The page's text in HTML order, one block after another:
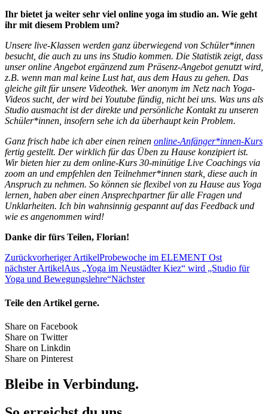
Ihr bietet ja weiter sehr viel online yoga im studio an. Wie geht
ihr mit diesem Problem um?
Unsere live-Klassen werden ganz überwiegend von Schüler*innen
besucht, die auch zu uns ins Studio kommen. Die Statistik zeigt, dass
unser online Angebot ergänzend zum Präsenz-Angebot genutzt wird,
z.B. wenn man mal keine Lust hat, aus dem Haus zu gehen. Das
gleiche gilt für unsere Videothek. Wer anonym im Netz nach Yoga-
Videos sucht, der wird bei Youtube fündig, nicht bei uns. Was uns als
Studio ausmacht ist der direkte und persönliche Kontakt zu unseren
Schüler*innen, insofern sehe ich da überhaupt kein Problem.
Ganz frisch habe ich aber einen reinen online-Anfänger*innen-Kurs
fertig gestellt. Der wirklich für das Üben zu Hause konzipiert ist.
Wir bieten hier zu dem online-Kurs 30-minütige Live Coachings via
zoom an und empfehlen den Teilnehmer*innen stark, diese auch in
Anspruch zu nehmen. So können sie flexibel von zu Hause aus Yoga
lernen, haben aber einen Ansprechpartner für alle Fragen und
Unklarheiten. Ich bin wahnsinnig gespannt auf das Feedback und
wie es angenommen wird!
Danke dir fürs Teilen, Florian!
Zurückvorheriger ArtikelProbewoche im ELEMENT Ost
nächster ArtikelAus „Yoga im Neustädter Kiez“ wird „Studio für
Yoga und Bewegungslehre“Nächster
Teile den Artikel gerne.
Share on Facebook
Share on Twitter
Share on Linkdin
Share on Pinterest
Bleibe in Verbindung.